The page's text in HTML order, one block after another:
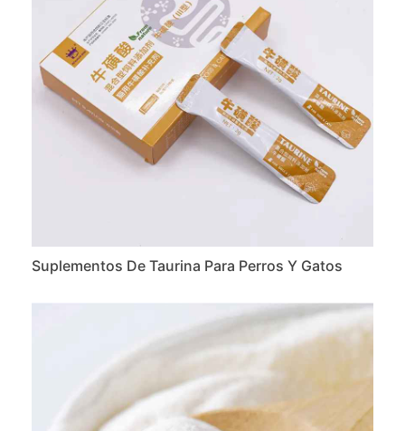
Suplementos De Taurina Para Perros Y Gatos